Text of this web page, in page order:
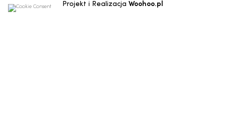
Projekt i Realizacja Woohoo.pl